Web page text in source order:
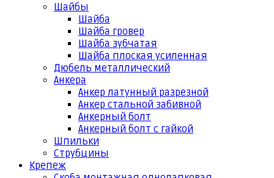
Шайбы
Шайба
Шайба гровер
Шайба зубчатая
Шайба плоская усиленная
Дюбель металлический
Анкера
Анкер латунный разрезной
Анкер стальной забивной
Анкерный болт
Анкерный болт с гайкой
Шпильки
Струбцины
Крепеж